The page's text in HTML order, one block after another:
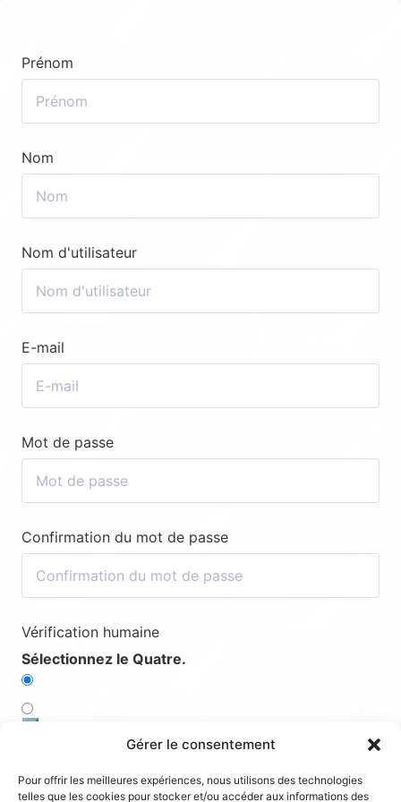
Gérer le consentement
Pour offrir les meilleures expériences, nous utilisons des technologies
telles que les cookies pour stocker et/ou accéder aux informations des
Prénom
Nom
Nom d'utilisateur
E-mail
Mot de passe
Confirmation du mot de passe
Vérification humaine
Sélectionnez le Quatre.
1️⃣